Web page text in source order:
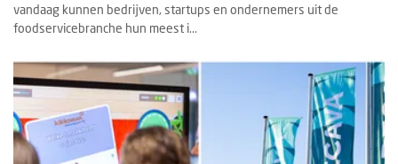
vandaag kunnen bedrijven, startups en ondernemers uit de
foodservicebranche hun meest i...